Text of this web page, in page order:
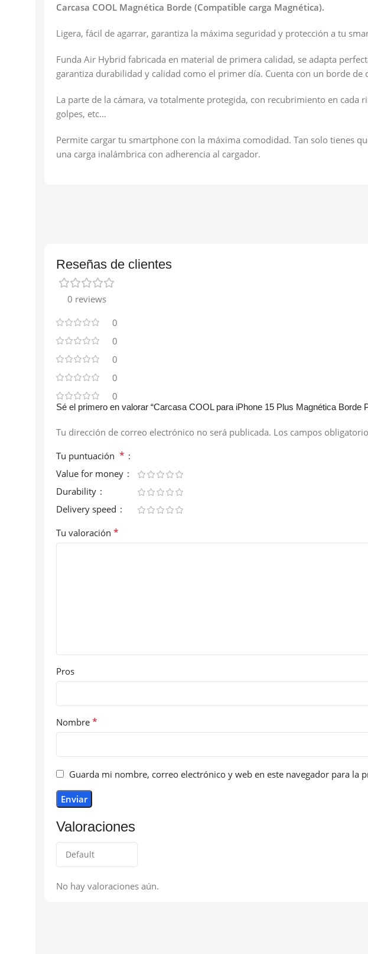
Carcasa COOL Magnética Borde (Compatible carga Magnética).
Ligera, fácil de agarrar, garantiza la máxima seguridad y protección a tu
Funda Air Hybrid fabricada en material de primera calidad, se adapta
garantiza durabilidad y calidad como el primer día. Cuenta con un borde
La parte de la cámara, va totalmente protegida, con recubrimiento en cada
golpes, etc…
Permite cargar tu smartphone con la máxima comodidad. Tan solo tienes
una carga inalámbrica con adherencia al cargador.
Reseñas de clientes
0 reviews
0
0
0
0
0
Valoraciones
No hay valoraciones aún.
Sé el primero en valorar “Carcasa COOL para iPhone 15 Plus Magnética Borde
Tu dirección de correo electrónico no será publicada. Los campos
Tu puntuación *
Value for money
Durability
Delivery speed
Tu valoración *
Pros
Nombre *
Guarda mi nombre, correo electrónico y web en este navegador para la